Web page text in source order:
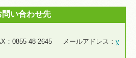
い合わせ先
：0855-48-2645 メールアドレス： y